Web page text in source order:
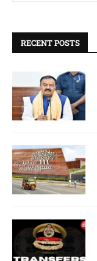
RECENT POSTS